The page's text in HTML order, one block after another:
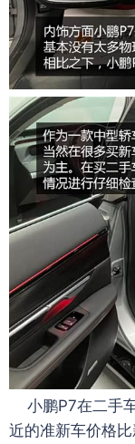
小鹏P7在二手
近的准新车价格